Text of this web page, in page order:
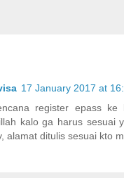
17 January 2017 at
register epass ke
kalo ga harus sesuai
alamat ditulis sesuai kto